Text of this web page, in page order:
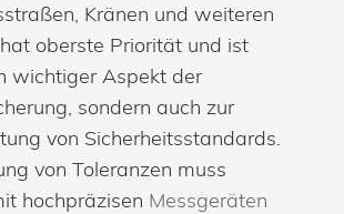
Kränen und weiteren
oberste Priorität und ist
wichtiger Aspekt der
sondern auch zur
von Sicherheitsstandards.
von Toleranzen muss
hochpräzisen Messgeräten